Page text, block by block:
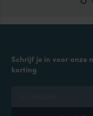
Schrijf je in voor onze
korting